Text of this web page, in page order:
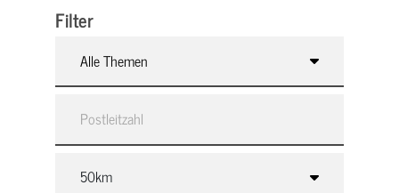
Filter
Alle Themen